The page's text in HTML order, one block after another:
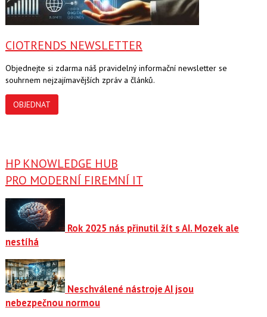
CIOTRENDS NEWSLETTER
Objednejte si zdarma náš pravidelný informační newsletter se
souhrnem nejzajímavějších zpráv a článků.
OBJEDNAT
HP KNOWLEDGE HUB
PRO MODERNÍ FIREMNÍ IT
Rok 2025 nás přinutil žít s AI. Mozek ale
nestíhá
Neschválené nástroje AI jsou
nebezpečnou normou